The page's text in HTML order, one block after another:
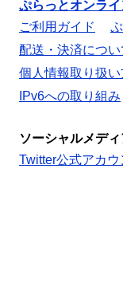
ぷらっとオンライ
ご利用ガイド
配送・決済につい
個人情報取り扱
IPv6への取り組み
ソーシャルメデ
Twitter公式アカウ